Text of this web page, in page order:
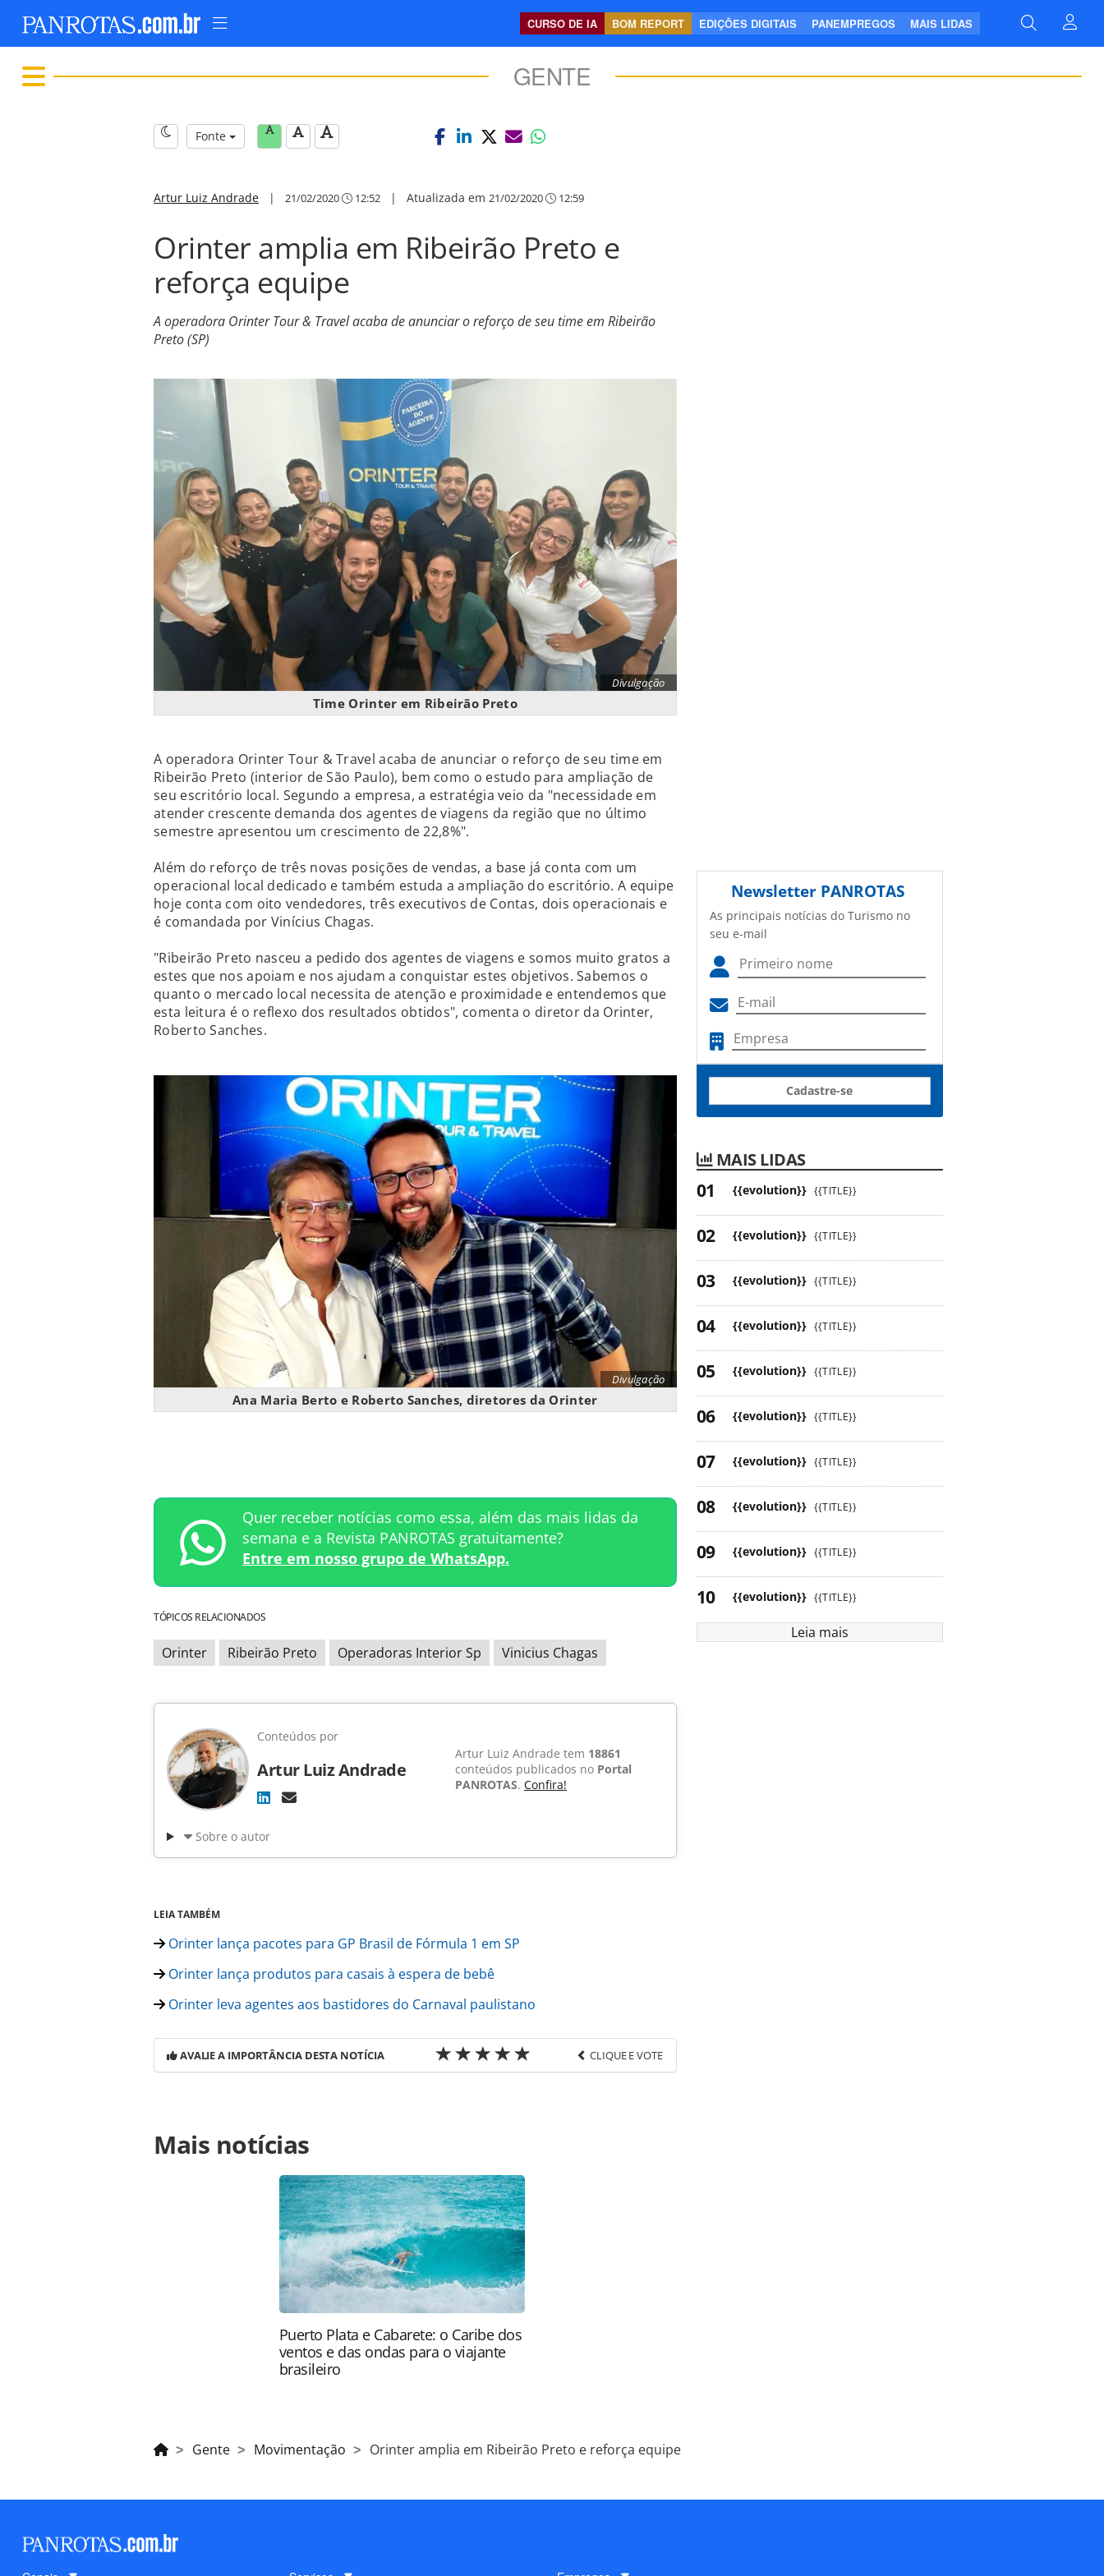
CURSO DE IA BOM REPORT EDIÇÕES DIGITAIS PANEMPREGOS MAIS LIDAS
GENTE
Fonte
Artur Luiz Andrade | 21/02/2020 12:52 | Atualizada em 21/02/2020 12:59
Orinter amplia em Ribeirão Preto e
reforça equipe
A operadora Orinter Tour & Travel acaba de anunciar o reforço de seu time em Ribeirão
Preto (SP)
Divulgação
Time Orinter em Ribeirão Preto
A operadora Orinter Tour & Travel acaba de anunciar o reforço de seu time em
Ribeirão Preto (interior de São Paulo), bem como o estudo para ampliação de
seu escritório local. Segundo a empresa, a estratégia veio da "necessidade em
atender crescente demanda dos agentes de viagens da região que no último
semestre apresentou um crescimento de 22,8%".
Além do reforço de três novas posições de vendas, a base já conta com um
operacional local dedicado e também estuda a ampliação do escritório. A equipe
hoje conta com oito vendedores, três executivos de Contas, dois operacionais e
é comandada por Vinícius Chagas.
"Ribeirão Preto nasceu a pedido dos agentes de viagens e somos muito gratos a
estes que nos apoiam e nos ajudam a conquistar estes objetivos. Sabemos o
quanto o mercado local necessita de atenção e proximidade e entendemos que
esta leitura é o reflexo dos resultados obtidos", comenta o diretor da Orinter,
Roberto Sanches.
Divulgação
Ana Maria Berto e Roberto Sanches, diretores da Orinter
Quer receber notícias como essa, além das mais lidas da
semana e a Revista PANROTAS gratuitamente?
Entre em nosso grupo de WhatsApp.
TÓPICOS RELACIONADOS
Orinter Ribeirão Preto Operadoras Interior Sp Vinicius Chagas
Conteúdos por
Artur Luiz Andrade
Artur Luiz Andrade tem 18861
conteúdos publicados no Portal
PANROTAS. Confira!
Sobre o autor
LEIA TAMBÉM
Orinter lança pacotes para GP Brasil de Fórmula 1 em SP
Orinter lança produtos para casais à espera de bebê
Orinter leva agentes aos bastidores do Carnaval paulistano
AVALIE A IMPORTÂNCIA DESTA NOTÍCIA CLIQUE E VOTE
https://www.panrotas.com.br/gente/movimentacao/2020/02/orinter-amplia-em-
ribeirao-preto-e-reforca-equipe_171344.html ou as ferramentas oferecidas na página.
Todo o conteúdo produzido pela PANROTAS Editora é protegido pela legislação
brasileira sobre direito autoral. Não reproduza o conteúdo sem autorização da
PANROTAS Editora (copyright@panrotas.com.br).
Mais notícias
Puerto Plata e Cabarete: o Caribe dos
ventos e das ondas para o viajante
brasileiro
Newsletter PANROTAS
As principais notícias do Turismo no
seu e-mail
Cadastre-se
MAIS LIDAS
{{evolution}} {{TITLE}}
{{evolution}} {{TITLE}}
{{evolution}} {{TITLE}}
{{evolution}} {{TITLE}}
{{evolution}} {{TITLE}}
{{evolution}} {{TITLE}}
{{evolution}} {{TITLE}}
{{evolution}} {{TITLE}}
{{evolution}} {{TITLE}}
{{evolution}} {{TITLE}}
Leia mais
Gente Movimentação Orinter amplia em Ribeirão Preto e reforça equipe